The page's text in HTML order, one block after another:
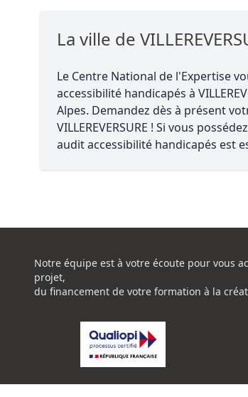
La ville de
Le Centre National de l'Expertise
accessibilité handicapés à
Alpes. Demandez dès à présent
VILLEREVERSURE ! Si vous
audit accessibilité handicapés est
Notre équipe est à votre écoute pour vous
projet,
du financement de votre formation à la